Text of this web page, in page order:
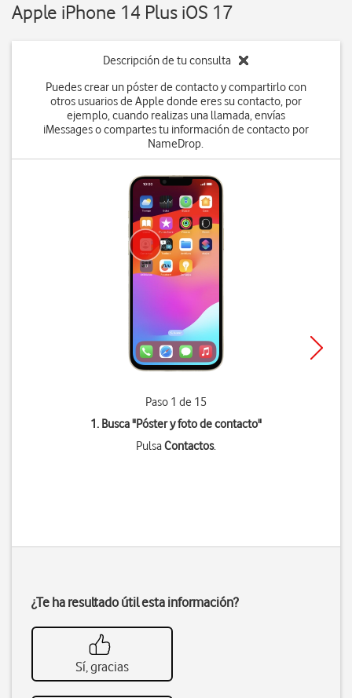
Apple iPhone 14 Plus iOS 17
Descripción de tu consulta
Puedes crear un póster de contacto y compartirlo con
otros usuarios de Apple donde eres su contacto, por
ejemplo, cuando realizas una llamada, envías
iMessages o compartes tu información de contacto por
NameDrop.
Paso 1 de 15
1. Busca "Póster y foto de contacto"
PulsaContactos.
¿Te ha resultado útil esta información?
Sí, gracias